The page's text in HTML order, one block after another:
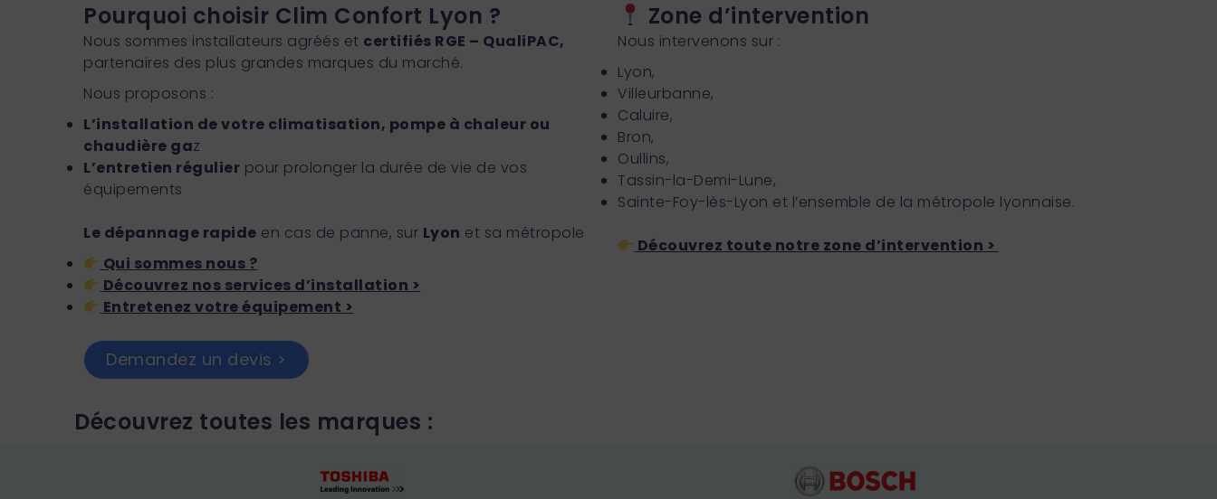
Pourquoi choisir Clim Confort Lyon ?
Nous sommes installateurs agréés et certifiés RGE – QualiPAC,
partenaires des plus grandes marques du marché.
Nous proposons :
L’installation de votre climatisation, pompe à chaleur ou
chaudière gaz
L’entretien régulier pour prolonger la durée de vie de vos
équipements
Le dépannage rapide en cas de panne, sur Lyon et sa métropole
Qui sommes nous ?
Découvrez nos services d’installation >
Entretenez votre équipement >
Demandez un devis >
Zone d’intervention
Nous intervenons sur :
Lyon,
Villeurbanne,
Caluire,
Bron,
Oullins,
Tassin-la-Demi-Lune,
Sainte-Foy-lès-Lyon et l’ensemble de la métropole lyonnaise.
Découvrez toute notre zone d’intervention >
Découvrez toutes les marques :